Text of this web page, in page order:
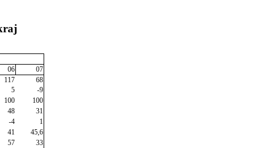
06
07
117
68
5
-9
100
100
48
31
-4
1
41
45,6
57
33